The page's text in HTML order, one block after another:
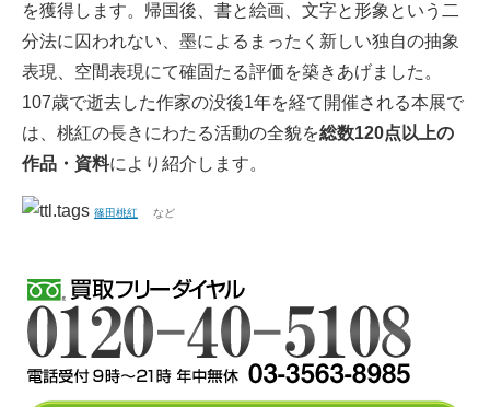
を獲得します。帰国後、書と絵画、文字と形象という二
分法に囚われない、墨によるまったく新しい独自の抽象
表現、空間表現にて確固たる評価を築きあげました。
107歳で逝去した作家の没後1年を経て開催される本展で
は、桃紅の長きにわたる活動の全貌を総数120点以上の
作品・資料により紹介します。
篠田桃紅 など